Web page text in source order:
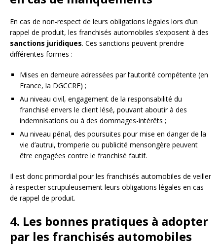
En cas de non-respect de leurs obligations légales lors d’un
rappel de produit, les franchisés automobiles s’exposent à des
sanctions juridiques. Ces sanctions peuvent prendre
différentes formes :
Mises en demeure adressées par l’autorité compétente (en
France, la DGCCRF) ;
Au niveau civil, engagement de la responsabilité du
franchisé envers le client lésé, pouvant aboutir à des
indemnisations ou à des dommages-intérêts ;
Au niveau pénal, des poursuites pour mise en danger de la
vie d’autrui, tromperie ou publicité mensongère peuvent
être engagées contre le franchisé fautif.
Il est donc primordial pour les franchisés automobiles de veiller
à respecter scrupuleusement leurs obligations légales en cas
de rappel de produit.
4. Les bonnes pratiques à adopter
par les franchisés automobiles